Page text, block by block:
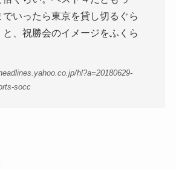
でいったら東京を貸し切るぐら
と、祝勝会のイメージをふくら
hl?a=20180629-
socc